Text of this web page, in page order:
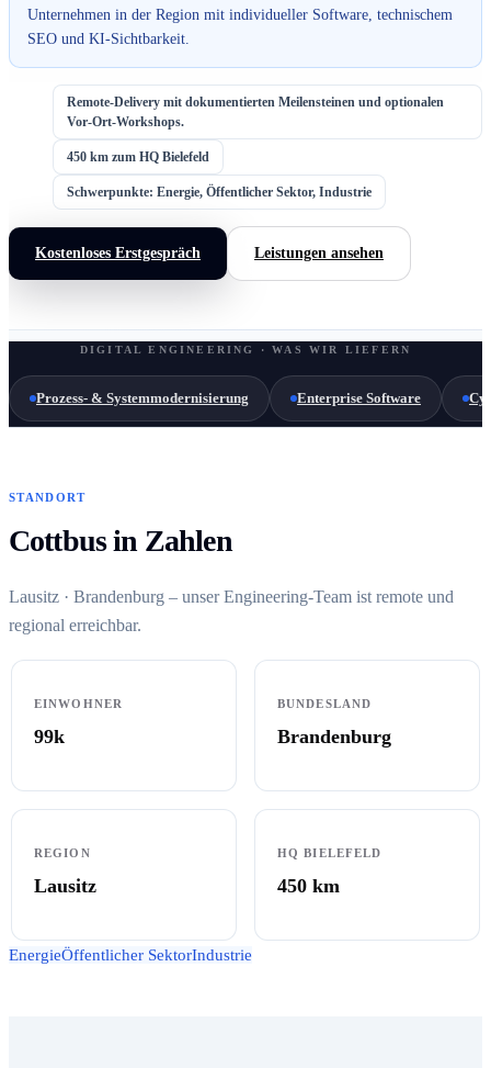
Unternehmen in der Region mit individueller Software, technischem
SEO und KI-Sichtbarkeit.
Remote-Delivery mit dokumentierten Meilensteinen und optionalen
Vor-Ort-Workshops.
450 km zum HQ Bielefeld
Schwerpunkte: Energie, Öffentlicher Sektor, Industrie
Kostenloses Erstgespräch Leistungen ansehen
DIGITAL ENGINEERING · WAS WIR LIEFERN
Prozess- & Systemmodernisierung Enterprise Software
STANDORT
Cottbus in Zahlen
Lausitz · Brandenburg – unser Engineering-Team ist remote und
regional erreichbar.
EINWOHNER
99k
BUNDESLAND
Brandenburg
REGION
Lausitz
HQ BIELEFELD
450 km
EnergieÖffentlicher SektorIndustrie